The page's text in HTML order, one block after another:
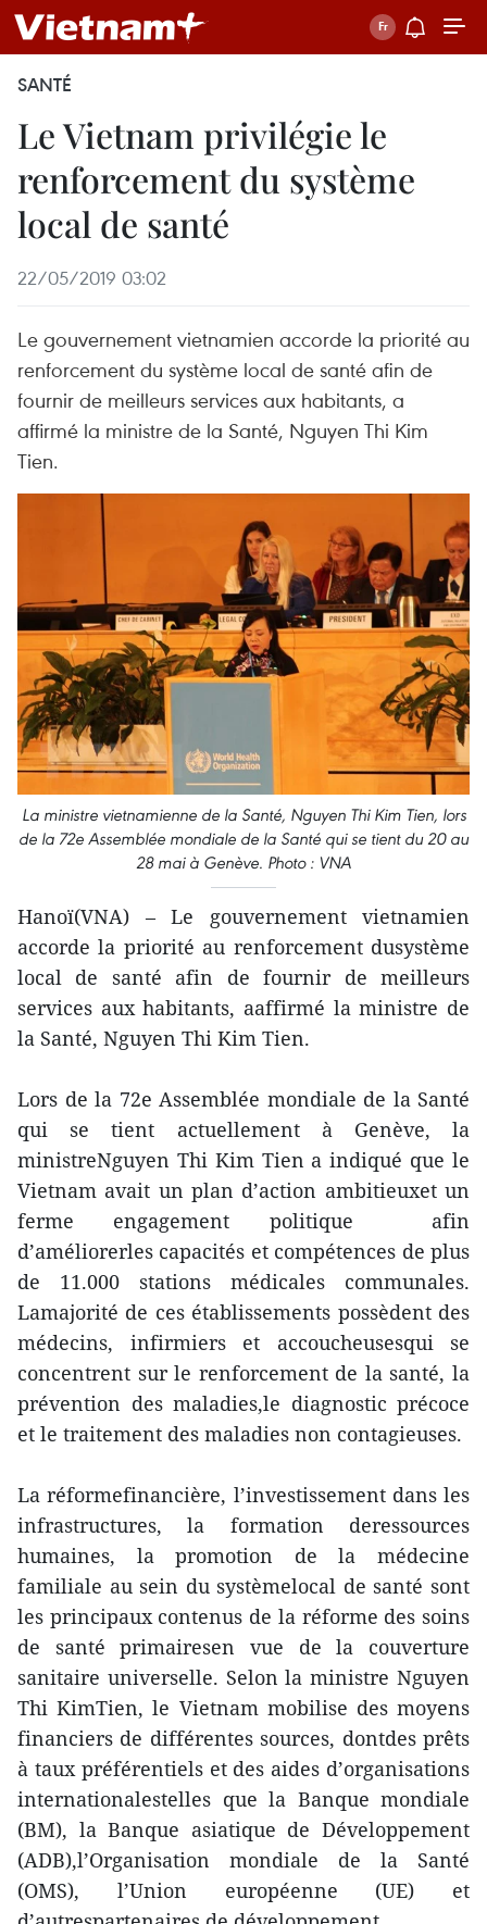
SANTÉ
Le Vietnam privilégie le
renforcement du système
local de santé
22/05/2019 03:02
Le gouvernement vietnamien accorde la priorité au
renforcement du système local de santé afin de
fournir de meilleurs services aux habitants, a
affirmé la ministre de la Santé, Nguyen Thi Kim
Tien.
La ministre vietnamienne de la Santé, Nguyen Thi Kim Tien, lors
de la 72e Assemblée mondiale de la Santé qui se tient du 20 au
28 mai à Genève. Photo : VNA
Hanoï(VNA) – Le gouvernement vietnamien
accorde la priorité au renforcement dusystème
local de santé afin de fournir de meilleurs
services aux habitants, aaffirmé la ministre de
la Santé, Nguyen Thi Kim Tien.
Lors de la 72e Assemblée mondiale de la Santé
qui se tient actuellement à Genève, la
ministreNguyen Thi Kim Tien a indiqué que le
Vietnam avait un plan d’action ambitieuxet un
ferme engagement politique afin
d’améliorerles capacités et compétences de plus
de 11.000 stations médicales communales.
Lamajorité de ces établissements possèdent des
médecins, infirmiers et accoucheusesqui se
concentrent sur le renforcement de la santé, la
prévention des maladies,le diagnostic précoce
et le traitement des maladies non contagieuses.
La réformefinancière, l’investissement dans les
infrastructures, la formation deressources
humaines, la promotion de la médecine
familiale au sein du systèmelocal de santé sont
les principaux contenus de la réforme des soins
de santé primairesen vue de la couverture
sanitaire universelle. Selon la ministre Nguyen
Thi KimTien, le Vietnam mobilise des moyens
financiers de différentes sources, dontdes prêts
à taux préférentiels et des aides d’organisations
internationalestelles que la Banque mondiale
(BM), la Banque asiatique de Développement
(ADB),l’Organisation mondiale de la Santé
(OMS), l’Union européenne (UE) et